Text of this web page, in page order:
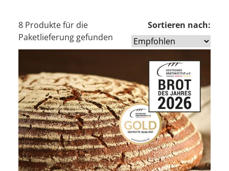
8 Produkte für die
Paketlieferung gefunden
Sortieren nach: